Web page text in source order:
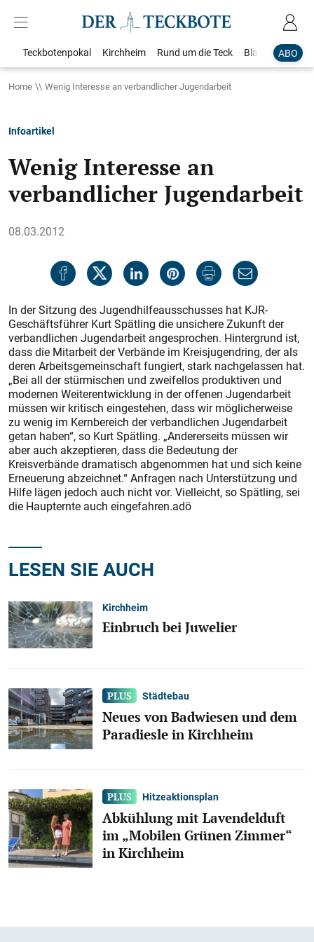
ABO
Teckbotenpokal Kirchheim Rund um die Teck Blaulicht
Home Wenig Interesse an verbandlicher Jugendarbeit
Infoartikel
Wenig Interesse an
verbandlicher Jugendarbeit
08.03.2012
In der Sitzung des Jugendhilfeausschusses hat KJR-
Geschäftsführer Kurt Spätling die unsichere Zukunft der
verbandlichen Jugendarbeit angesprochen. Hintergrund ist,
dass die Mitarbeit der Verbände im Kreisjugendring, der als
deren Arbeitsgemeinschaft fungiert, stark nachgelassen hat.
„Bei all der stürmischen und zweifellos produktiven und
modernen Weiterentwicklung in der offenen Jugendarbeit
müssen wir kritisch eingestehen, dass wir möglicherweise
zu wenig im Kernbereich der verbandlichen Jugendarbeit
getan haben“, so Kurt Spätling. „Andererseits müssen wir
aber auch akzeptieren, dass die Bedeutung der
Kreisverbände dramatisch abgenommen hat und sich keine
Erneuerung abzeichnet.“ Anfragen nach Unterstützung und
Hilfe lägen jedoch auch nicht vor. Vielleicht, so Spätling, sei
die Haupternte auch eingefahren.adö
LESEN SIE AUCH
Kirchheim
Einbruch bei Juwelier
Städtebau
Neues von Badwiesen und dem
Paradiesle in Kirchheim
Hitzeaktionsplan
Abkühlung mit Lavendelduft
im „Mobilen Grünen Zimmer“
in Kirchheim